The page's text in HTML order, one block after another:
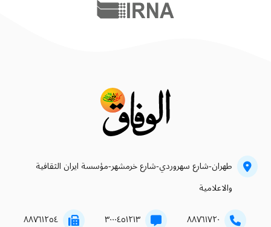
طهران-شارع سهروردي-شارع خرمشهر-مؤسسة ايران الثقافية
والاعلامية
۸۸۷٦۱۷۲۰ ۳۰۰۰٤٥۱۲۱۳ ۸۸۷٦۱۲٥٤